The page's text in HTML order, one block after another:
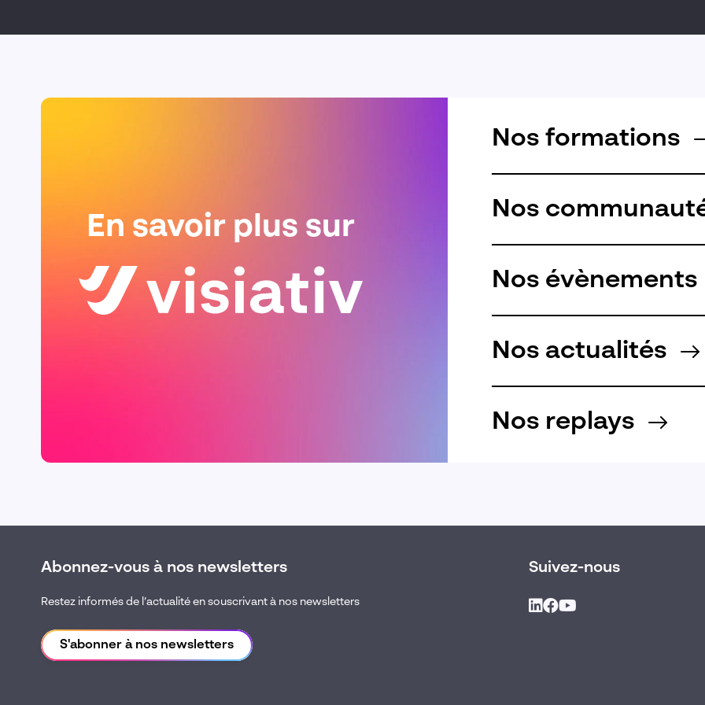
En savoir plus sur
Nos formations
Nos
Nos évènements
Nos actualités
Nos replays
Abonnez-vous à nos newsletters
Restez informés de l’actualité en souscrivant à nos newsletters
S'abonner à nos newsletters
Suivez-nous